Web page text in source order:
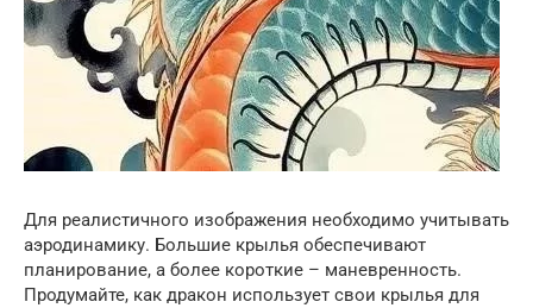
Для реалистичного изображения необходимо учитывать
аэродинамику. Большие крылья обеспечивают
планирование, а более короткие – маневренность.
Продумайте, как дракон использует свои крылья для